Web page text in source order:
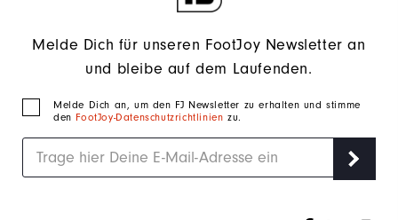
Melde Dich für unseren FootJoy Newsletter an
und bleibe auf dem Laufenden.
Melde Dich an, um den FJ Newsletter zu erhalten und stimme
den FootJoy-Datenschutzrichtlinienzu.